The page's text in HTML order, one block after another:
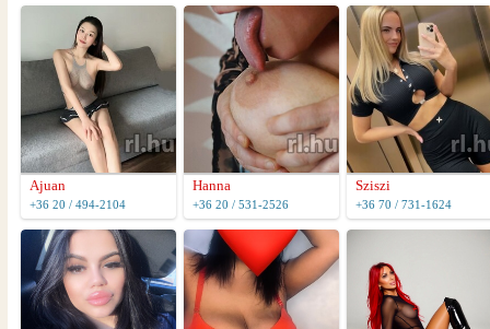
Ajuan
+36 20 / 494-2104
Hanna
+36 20 / 531-2526
Sziszi
+36 70 / 731-1624